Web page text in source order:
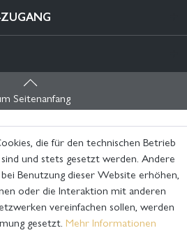
Seitenanfang
die für den technischen Betrieb
und stets gesetzt werden. Andere
Benutzung dieser Website erhöhen,
oder die Interaktion mit anderen
vereinfachen sollen, werden
gesetzt. Mehr Informationen